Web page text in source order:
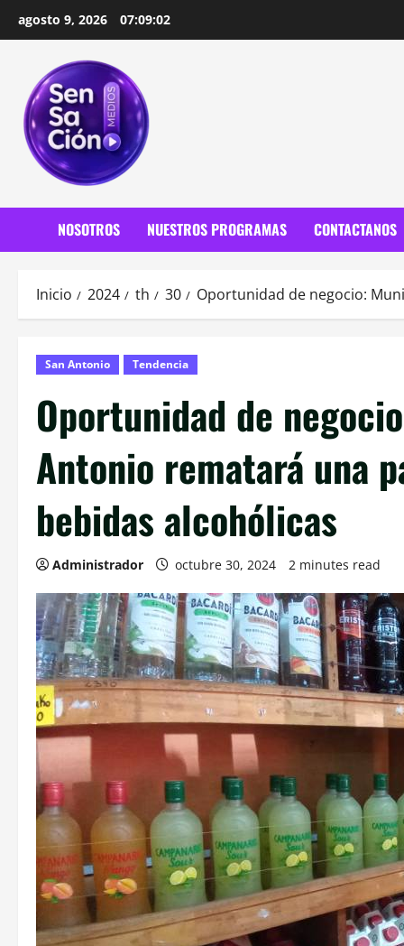
agosto 9, 2026 07:09:03
NOSOTROS NUESTROS PROGRAMAS CONTACTANOS
Inicio 2024 th 30 Oportunidad de negocio:
San Antonio Tendencia
Oportunidad de
Antonio rematará una
bebidas alcohólicas
Administrador octubre 30, 2024 2 minutes read